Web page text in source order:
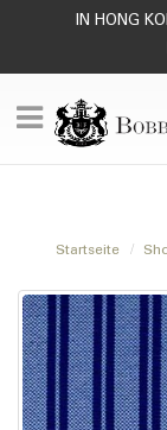
IN HONG
Startseite